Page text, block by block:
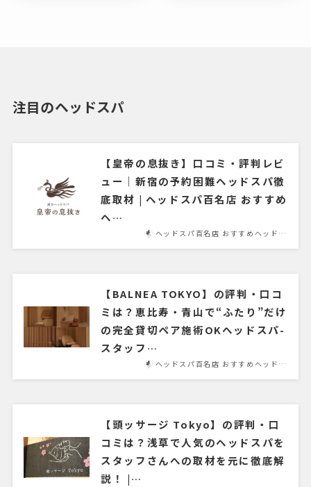
注目のヘッドスパ
【皇帝の息抜き】口コミ・評判レビ
ュー｜新宿の予約困難ヘッドスパ徹
底取材 | ヘッドスパ百名店 おすすめ
ヘ…
ヘッドスパ百名店 おすすめヘッド…
【BALNEA TOKYO】の評判・口コ
ミは？恵比寿・青山で“ふたり”だけ
の完全貸切ペア施術OKヘッドスパ-
スタッフ…
ヘッドスパ百名店 おすすめヘッド…
【頭ッサージ Tokyo】の評判・口
コミは？浅草で人気のヘッドスパを
スタッフさんへの取材を元に徹底解
説！ |…